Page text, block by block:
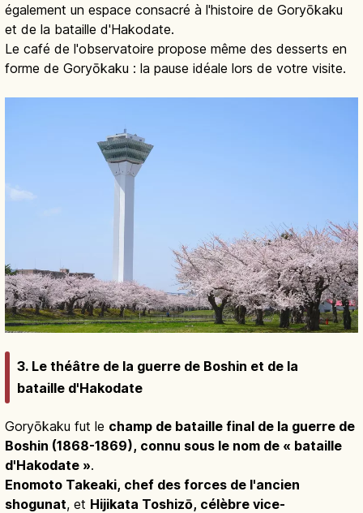
également un espace consacré à l'histoire de Goryōkaku
et de la bataille d'Hakodate.
Le café de l'observatoire propose même des desserts en
forme de Goryōkaku : la pause idéale lors de votre visite.
3. Le théâtre de la guerre de Boshin et de la
bataille d'Hakodate
Goryōkaku fut le champ de bataille final de la guerre de
Boshin (1868-1869), connu sous le nom de « bataille
d'Hakodate ».
Enomoto Takeaki, chef des forces de l'ancien
shogunat, et Hijikata Toshizō, célèbre vice-